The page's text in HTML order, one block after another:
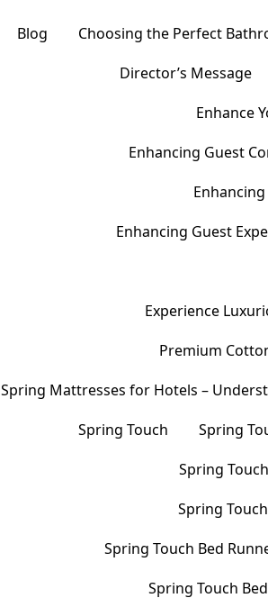
Blog Choosing the Perfect
Director’s Message
Enhance
Enhancing Guest
Enhancing Guest
Experience
Premium
Spring Mattresses for Hotels –
Spring Touch
Spring
Spring
Spring
Spring Touch Bed
Spring Touch